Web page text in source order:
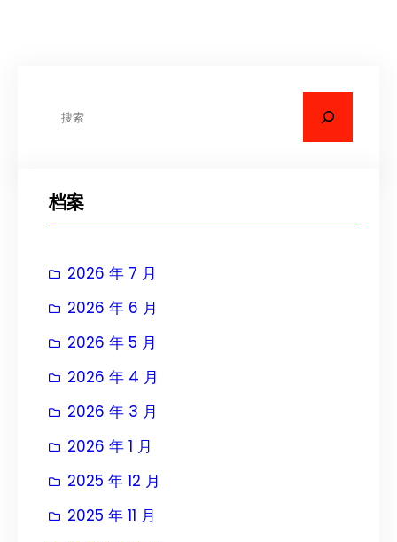
档案
2026 年 7 月
2026 年 6 月
2026 年 5 月
2026 年 4 月
2026 年 3 月
2026 年 1 月
2025 年 12 月
2025 年 11 月